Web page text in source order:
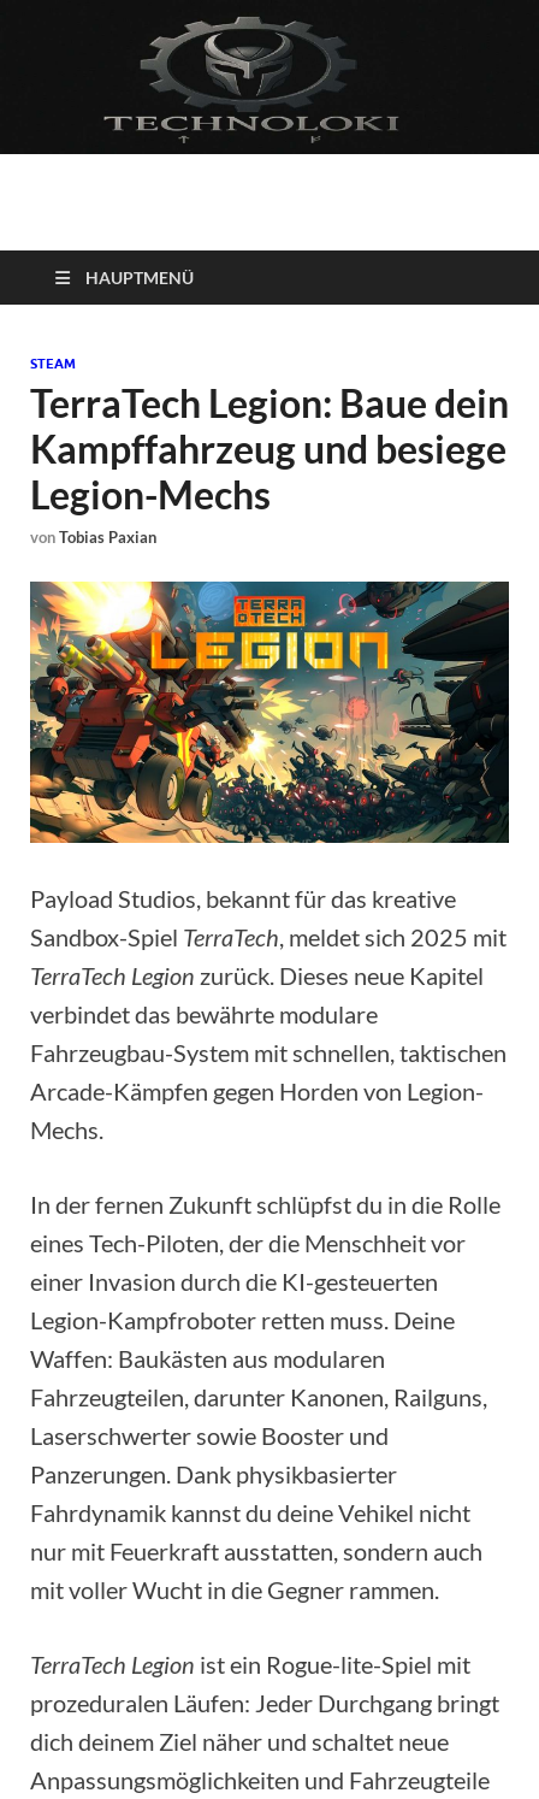
Technoloki: Gaming
und Entertainment
News
Blockbuster, Indie-Perlen und Retro-Klassiker.
HAUPTMENÜ
STEAM
TerraTech Legion: Baue dein
Kampffahrzeug und besiege
Legion-Mechs
vonTobias Paxian
Payload Studios, bekannt für das kreative
Sandbox-Spiel TerraTech, meldet sich 2025 mit
TerraTech Legion zurück. Dieses neue Kapitel
verbindet das bewährte modulare
Fahrzeugbau-System mit schnellen, taktischen
Arcade-Kämpfen gegen Horden von Legion-
Mechs.
In der fernen Zukunft schlüpfst du in die Rolle
eines Tech-Piloten, der die Menschheit vor
einer Invasion durch die KI-gesteuerten
Legion-Kampfroboter retten muss. Deine
Waffen: Baukästen aus modularen
Fahrzeugteilen, darunter Kanonen, Railguns,
Laserschwerter sowie Booster und
Panzerungen. Dank physikbasierter
Fahrdynamik kannst du deine Vehikel nicht
nur mit Feuerkraft ausstatten, sondern auch
mit voller Wucht in die Gegner rammen.
TerraTech Legion ist ein Rogue-lite-Spiel mit
prozeduralen Läufen: Jeder Durchgang bringt
dich deinem Ziel näher und schaltet neue
Anpassungsmöglichkeiten und Fahrzeugteile